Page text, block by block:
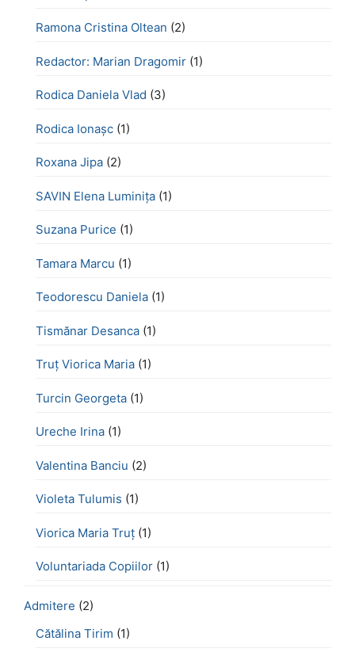
Ramona Cristina Oltean (2)
Redactor: Marian Dragomir (1)
Rodica Daniela Vlad (3)
Rodica Ionașc (1)
Roxana Jipa (2)
SAVIN Elena Luminița (1)
Suzana Purice (1)
Tamara Marcu (1)
Teodorescu Daniela (1)
Tismănar Desanca (1)
Truț Viorica Maria (1)
Turcin Georgeta (1)
Ureche Irina (1)
Valentina Banciu (2)
Violeta Tulumis (1)
Viorica Maria Truț (1)
Voluntariada Copiilor (1)
Admitere (2)
Cătălina Tirim (1)